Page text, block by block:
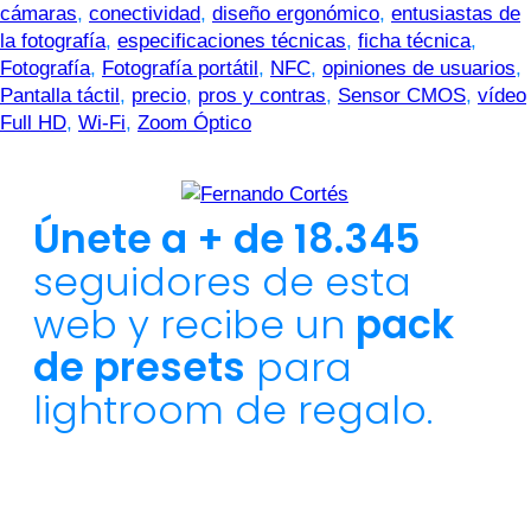
cámaras, conectividad, diseño ergonómico, entusiastas de
la fotografía, especificaciones técnicas, ficha técnica,
Fotografía, Fotografía portátil, NFC, opiniones de usuarios,
Pantalla táctil, precio, pros y contras, Sensor CMOS, vídeo
Full HD, Wi-Fi, Zoom Óptico
Únete a + de 18.345
seguidores de esta
web y recibe un pack
de presets para
lightroom de regalo.